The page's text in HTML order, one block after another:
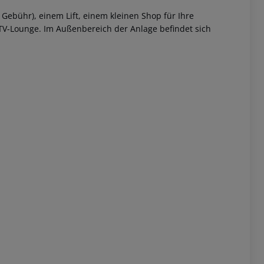
einem Lift, einem kleinen Shop für Ihre
Lounge. Im Außenbereich der Anlage befindet sich